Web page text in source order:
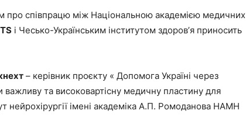
співпрацю між Національною академією медичних
і Чесько-Українським інститутом здоровʼя приносить
– керівник проєкту « Допомога Україні через
важливу та високовартісну медичну пластину для
нейрохірургії імені академіка А.П. Ромоданова НАМН